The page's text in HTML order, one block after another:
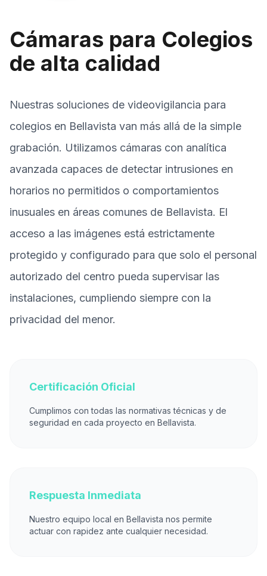
Cámaras para Colegios
de alta calidad
Nuestras soluciones de videovigilancia para
colegios en Bellavista van más allá de la simple
grabación. Utilizamos cámaras con analítica
avanzada capaces de detectar intrusiones en
horarios no permitidos o comportamientos
inusuales en áreas comunes de Bellavista. El
acceso a las imágenes está estrictamente
protegido y configurado para que solo el personal
autorizado del centro pueda supervisar las
instalaciones, cumpliendo siempre con la
privacidad del menor.
Certificación Oficial
Cumplimos con todas las normativas técnicas y de
seguridad en cada proyecto en Bellavista.
Respuesta Inmediata
Nuestro equipo local en Bellavista nos permite
actuar con rapidez ante cualquier necesidad.